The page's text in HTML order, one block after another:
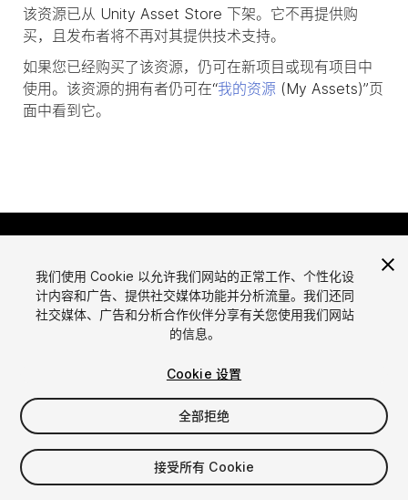
该资源已从 Unity Asset Store 下架。它不再提供购
买，且发布者将不再对其提供技术支持。
如果您已经购买了该资源，仍可在新项目或现有项目中
使用。该资源的拥有者仍可在“我的资源 (My Assets)”页
面中看到它。
简体中文
한국어
通过Unity出售资源
出售资源
资源上传指南
资源商店工具
常见问题
我们使用 Cookie 以允许我们网站的正常工作、个性化设
计内容和广告、提供社交媒体功能并分析流量。我们还同
社交媒体、广告和分析合作伙伴分享有关您使用我们网站
的信息。
Cookie 设置
全部拒绝
接受所有 Cookie